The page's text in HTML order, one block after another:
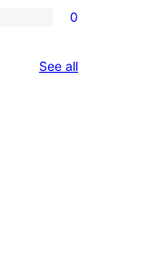
0
See allreviews